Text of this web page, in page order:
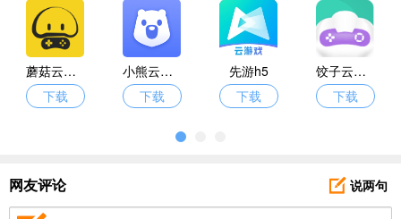
为用户带来了很好的体验感，有需要
的小伙伴不妨在这里下载体验一番。
蘑菇云游戏
下载
小熊云电脑手机版
下载
先游h5
下载
饺子云游戏平台
下载
网友评论 说两句